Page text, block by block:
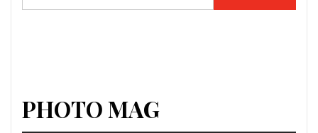
PHOTO MAG